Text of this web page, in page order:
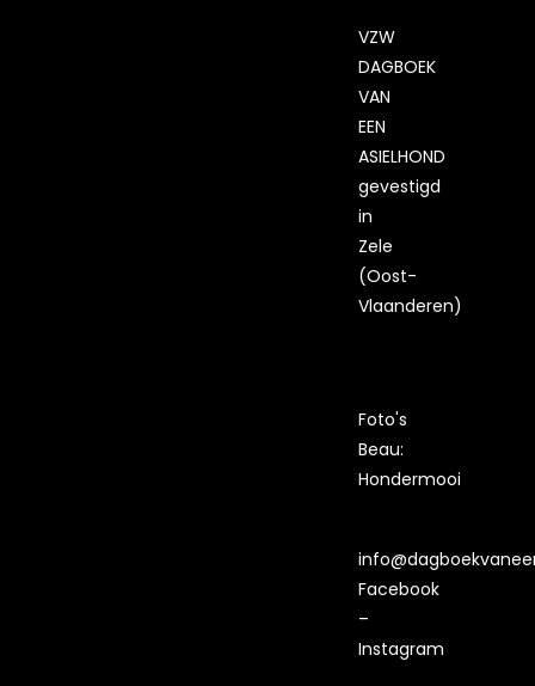
VZW
DAGBOEK
VAN
EEN
ASIELHOND
gevestigd
in
Zele
(Oost-
Vlaanderen)
Foto's
Beau:
Hondermooi
Facebook
–
Instagram